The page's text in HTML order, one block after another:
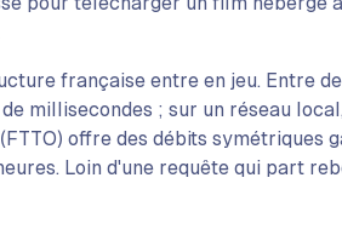
française entre en jeu. Entre
millisecondes ; sur un réseau
offre des débits symétriques
Loin d'une requête qui part